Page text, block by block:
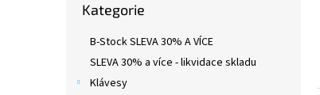
kategorie
Kategorie
B-Stock SLEVA 30% A VÍCE
SLEVA 30% a více - likvidace skladu
Klávesy